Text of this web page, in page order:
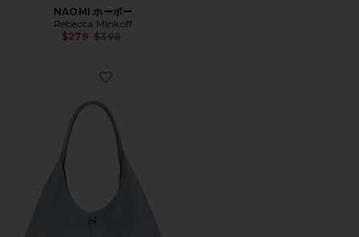
NAOMI ホーボー
Rebecca Minkoff
$279 Previous price:
$398
Favorite DARREN SIGNATURE トートバッグ